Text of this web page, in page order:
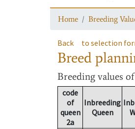
Home Breeding
Back to selection
Breed
Breeding values
code
of
queen
2a
Inbreeding
Queen